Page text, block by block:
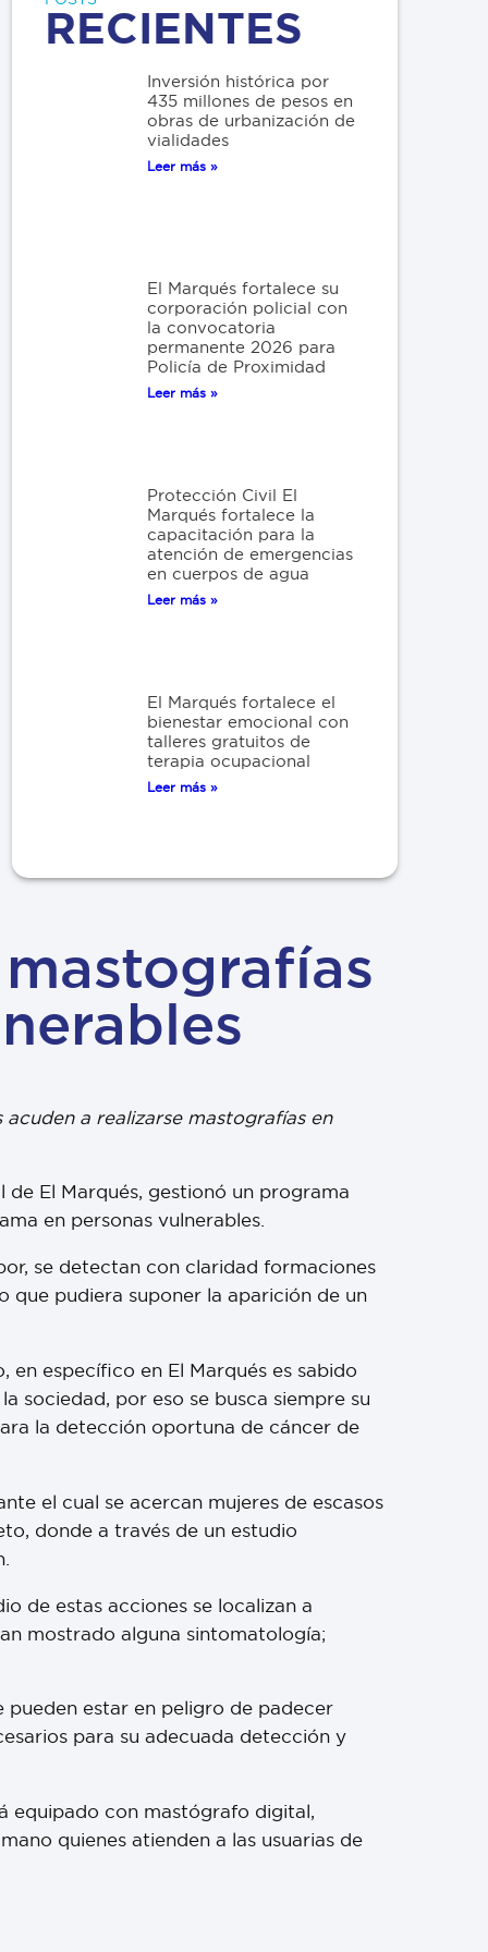
RECIENTES
Inversión histórica por
435 millones de pesos en
obras de urbanización de
vialidades
Leer más »
El Marqués fortalece su
corporación policial con
la convocatoria
permanente 2026 para
Policía de Proximidad
Leer más »
Protección Civil El
Marqués fortalece la
capacitación para la
atención de emergencias
en cuerpos de agua
Leer más »
El Marqués fortalece el
bienestar emocional con
talleres gratuitos de
terapia ocupacional
Leer más »
a realizarse mastografías en
El Marqués, gestionó un programa
en personas vulnerables.
se detectan con claridad formaciones
que pudiera suponer la aparición de un
específico en El Marqués es sabido
sociedad, por eso se busca siempre su
la detección oportuna de cáncer de
el cual se acercan mujeres de escasos
donde a través de un estudio
de estas acciones se localizan a
mostrado alguna sintomatología;
pueden estar en peligro de padecer
para su adecuada detección y
equipado con mastógrafo digital,
quienes atienden a las usuarias de